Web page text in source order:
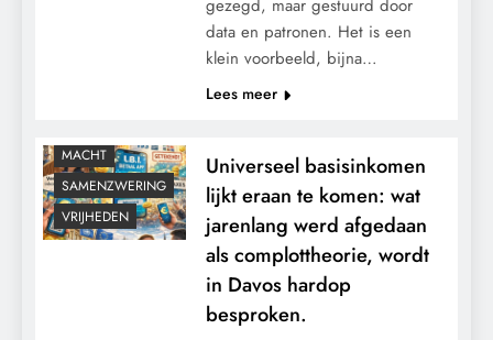
gezegd, maar gestuurd door
data en patronen. Het is een
klein voorbeeld, bijna…
Lees meer
MACHT
SAMENZWERING
VRIJHEDEN
Universeel basisinkomen
lijkt eraan te komen: wat
jarenlang werd afgedaan
als complottheorie, wordt
in Davos hardop
besproken.